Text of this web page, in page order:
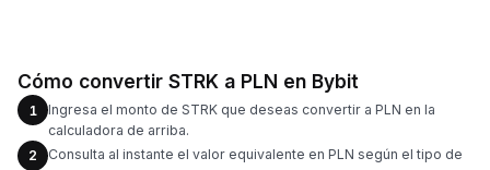
Cómo convertir STRK a PLN en Bybit
1
Ingresa el monto de STRK que deseas convertir a PLN en la
calculadora de arriba.
2
Consulta al instante el valor equivalente en PLN según el tipo de